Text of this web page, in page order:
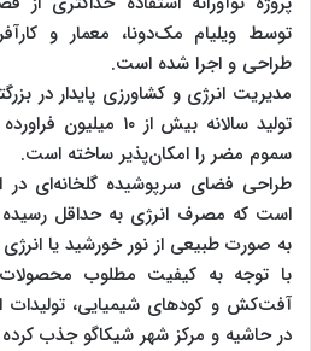
توسط ویلیام مک‌دونا، معمار و
طراحی و اجرا شده است.
مدیریت انرژی و کشاورزی پایدار در
تولید سالانه بیش از
سموم مضر را امکان‌پذیر ساخته است.
طراحی فضای سرپوشیده گلخانه‌ای
است که مصرف انرژی به حداقل رسیده
به صورت طبیعی از نور خورشید یا
با توجه به کیفیت مطلوب محصولات
آفت‌کش و کودهای شیمیایی، تولیدات
در حاشیه و مرکز شهر شیکاگو جذب